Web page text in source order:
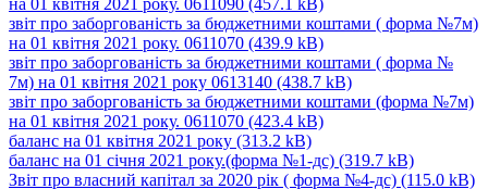
на 01 квітня 2021 року. 0611090 (457.1 kB)
звіт про заборгованість за бюджетними коштами ( форма №7м)
на 01 квітня 2021 року. 0611070 (439.9 kB)
звіт про заборгованість за бюджетними коштами ( форма №
7м) на 01 квітня 2021 року 0613140 (438.7 kB)
звіт про заборгованість за бюджетними коштами (форма №7м)
на 01 квітня 2021 року. 0611070 (423.4 kB)
баланс на 01 квітня 2021 року (313.2 kB)
баланс на 01 січня 2021 року.(форма №1-дс) (319.7 kB)
Звіт про власний капітал за 2020 рік ( форма №4-дс) (115.0 kB)